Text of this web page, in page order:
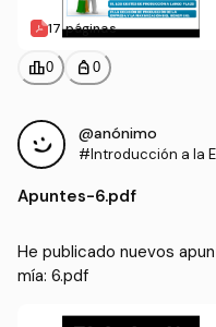
17 páginas
leaderboard0 personal_bag 0
@anónimo
#Introducción a la
Apuntes-6.pdf
He publicado nuevos
mía: 6.pdf